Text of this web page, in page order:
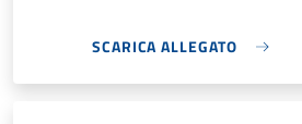
SCARICA ALLEGATO